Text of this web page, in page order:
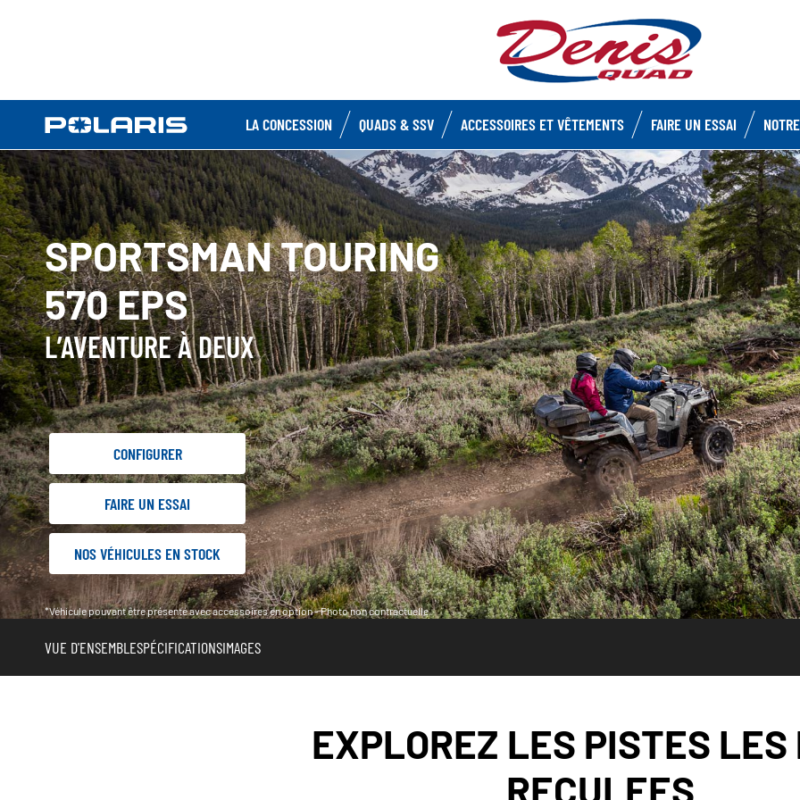
LA CONCESSION QUADS & SSV ACCESSOIRES ET VÊTEMENTS FAIRE UN ESSAI
SPORTSMAN TOURING
570 EPS
L’AVENTURE À DEUX
CONFIGURER
FAIRE UN ESSAI
NOS VÉHICULES EN STOCK
*Véhicule pouvant être présenté avec accessoires en option - Photo non contractuelle.
VUE D'ENSEMBLESPÉCIFICATIONSIMAGES
EXPLOREZ LES PISTES LES
RECULEES